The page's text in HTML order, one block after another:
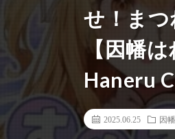
せ！ま
【因幡
Haneru
2025.06.25 因